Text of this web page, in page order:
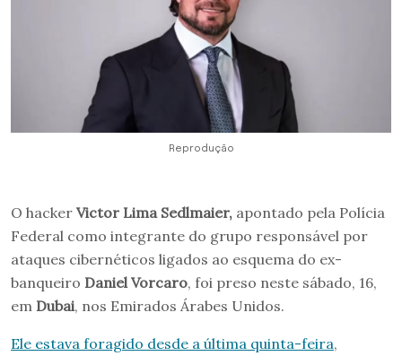
Reprodução
O hacker Victor Lima Sedlmaier, apontado pela Polícia
Federal como integrante do grupo responsável por
ataques cibernéticos ligados ao esquema do ex-
banqueiro Daniel Vorcaro, foi preso neste sábado, 16,
em Dubai, nos Emirados Árabes Unidos.
Ele estava foragido desde a última quinta-feira,